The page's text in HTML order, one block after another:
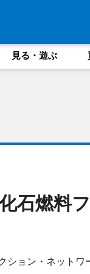
見る・遊ぶ
石燃料
ョン・ネットワ